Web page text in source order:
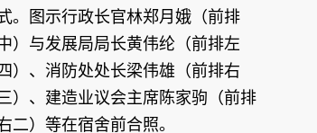
。图示行政长官林郑月娥（前排
）与发展局局长黄伟纶（前排左
四）、消防处处长梁伟雄（前排右
）、建造业议会主席陈家驹（前排
二）等在宿舍前合照。